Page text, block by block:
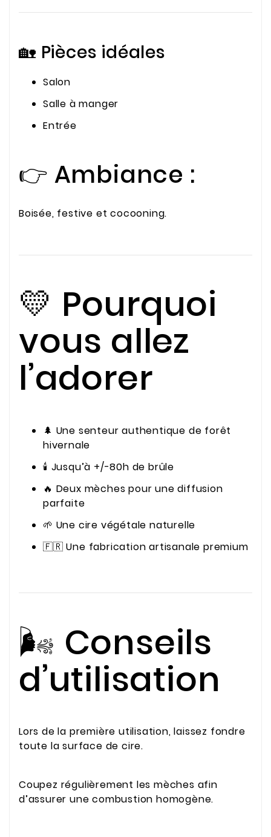
🏡 Pièces idéales
Salon
Salle à manger
Entrée
👉 Ambiance :
Boisée, festive et cocooning.
💛 Pourquoi
vous allez
l’adorer
🌲 Une senteur authentique de forêt
hivernale
🕯️ Jusqu’à +/-80h de brûle
🔥 Deux mèches pour une diffusion
parfaite
🌱 Une cire végétale naturelle
🇫🇷 Une fabrication artisanale premium
🌬️ Conseils
d’utilisation
Lors de la première utilisation, laissez fondre
toute la surface de cire.
Coupez régulièrement les mèches afin
d’assurer une combustion homogène.